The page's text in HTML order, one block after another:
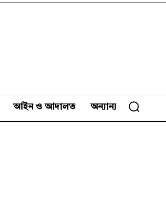
আইন ও আদালত অন্যান্য